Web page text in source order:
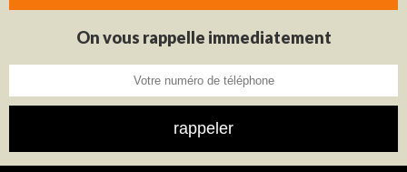
On vous rappelle immediatement